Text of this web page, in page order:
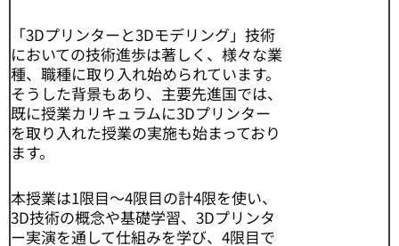
「3Dプリンターと3Dモデリング」技術
においての技術進歩は著しく、様々な業
種、職種に取り入れ始められています。
そうした背景もあり、主要先進国では、
既に授業カリキュラムに3Dプリンター
を取り入れた授業の実施も始まっており
ます。
本授業は1限目〜4限目の計4限を使い、
3D技術の概念や基礎学習、3Dプリンタ
ー実演を通して仕組みを学び、4限目で